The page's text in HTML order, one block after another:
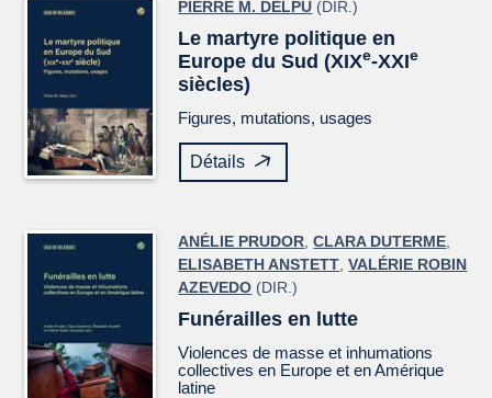
PIERRE M. DELPU (DIR.)
Le martyre politique en
Europe du Sud (XIXe-XXIe
siècles)
Figures, mutations, usages
Détails
ANÉLIE PRUDOR ,CLARA DUTERME
ELISABETH ANSTETT ,VALÉRIE ROBIN
AZEVEDO (DIR.)
Funérailles en lutte
Violences de masse et inhumations
collectives en Europe et en Amérique
latine